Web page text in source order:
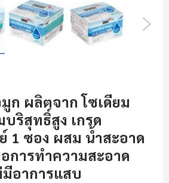
ก ผลิตจาก โซเดียม
ริสุทธิ์สูง เกรด
1 ซอง ผสม น้ำสะอาด
การทำความสะอาด
อาการแสบ